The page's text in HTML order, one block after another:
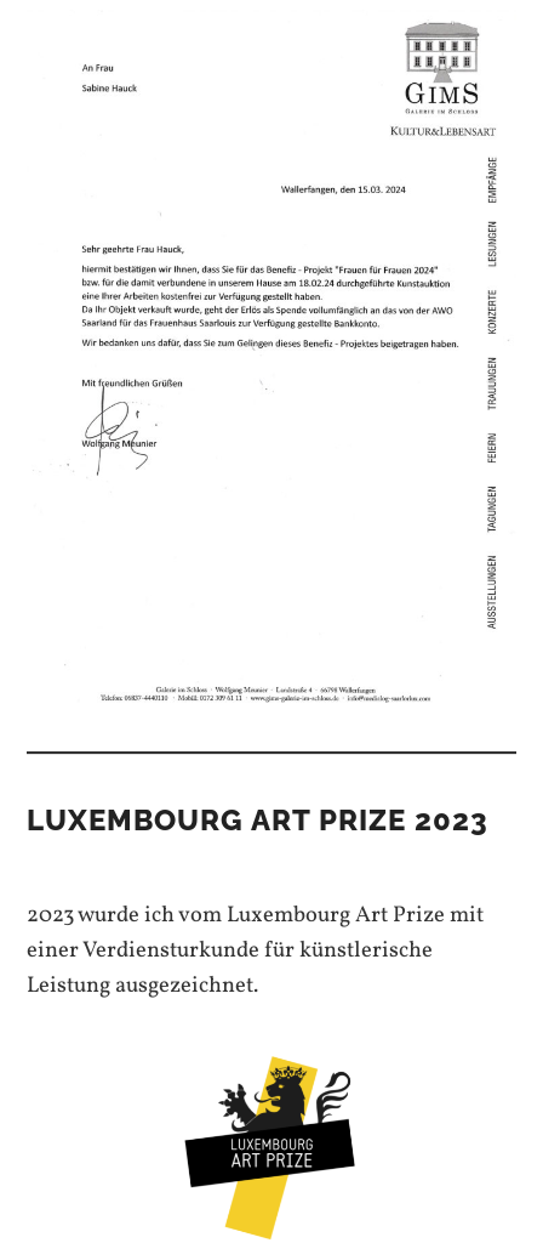
LUXEMBOURG ART PRIZE 2023
2023 wurde ich vom Luxembourg Art Prize mit
einer Verdiensturkunde für künstlerische
Leistung ausgezeichnet.